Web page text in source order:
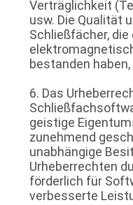
Verträglichkeit
usw. Die Qualität
Schließfächer,
bestanden
6. Das
geistige
zunehmend
unabhängige
Urheberrechten
förderlich für
verbesserte